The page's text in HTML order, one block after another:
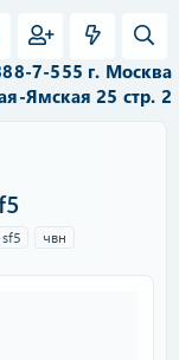
7-555 г. Москва
Ямская 25 стр. 2
sf5 чвн